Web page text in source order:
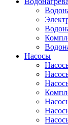
Насосы